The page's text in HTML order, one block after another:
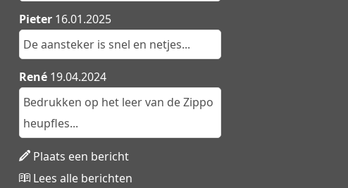
Pieter 16.01.2025
De aansteker is snel en netjes...
René 19.04.2024
Bedrukken op het leer van de Zippo
heupfles...
Plaats een bericht
Lees alle berichten